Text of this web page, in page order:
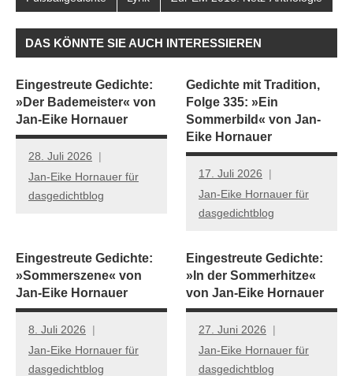
DAS KÖNNTE SIE AUCH INTERESSIEREN
Eingestreute Gedichte:
»Der Bademeister« von
Jan-Eike Hornauer
28. Juli 2026
Jan-Eike Hornauer für
dasgedichtblog
Gedichte mit Tradition,
Folge 335: »Ein
Sommerbild« von Jan-
Eike Hornauer
17. Juli 2026
Jan-Eike Hornauer für
dasgedichtblog
Eingestreute Gedichte:
»Sommerszene« von
Jan-Eike Hornauer
8. Juli 2026
Jan-Eike Hornauer für
dasgedichtblog
Eingestreute Gedichte:
»In der Sommerhitze«
von Jan-Eike Hornauer
27. Juni 2026
Jan-Eike Hornauer für
dasgedichtblog